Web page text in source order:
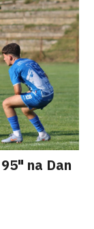
na Dan